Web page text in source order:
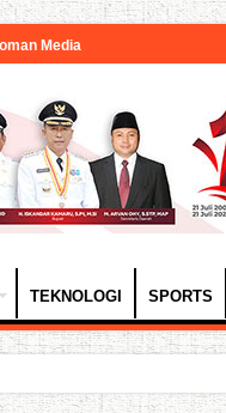
Media
TEKNOLOGI SPORTS